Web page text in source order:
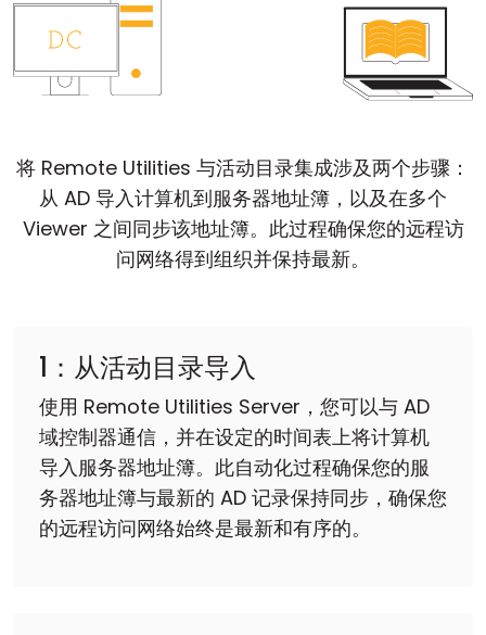
将 Remote Utilities 与活动目录集成涉及两个步骤：
从 AD 导入计算机到服务器地址簿，以及在多个
Viewer 之间同步该地址簿。此过程确保您的远程访
问网络得到组织并保持最新。
1：从活动目录导入
使用 Remote Utilities Server，您可以与 AD
域控制器通信，并在设定的时间表上将计算机
导入服务器地址簿。此自动化过程确保您的服
务器地址簿与最新的 AD 记录保持同步，确保您
的远程访问网络始终是最新和有序的。
云和本地